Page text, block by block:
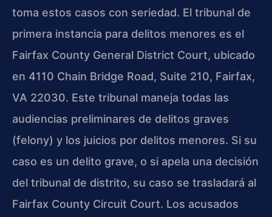
toma estos casos con seriedad. El tribunal de
primera instancia para delitos menores es el
Fairfax County General District Court, ubicado
en 4110 Chain Bridge Road, Suite 210, Fairfax,
VA 22030. Este tribunal maneja todas las
audiencias preliminares de delitos graves
(felony) y los juicios por delitos menores. Si su
caso es un delito grave, o si apela una decisión
del tribunal de distrito, su caso se trasladará al
Fairfax County Circuit Court. Los acusados